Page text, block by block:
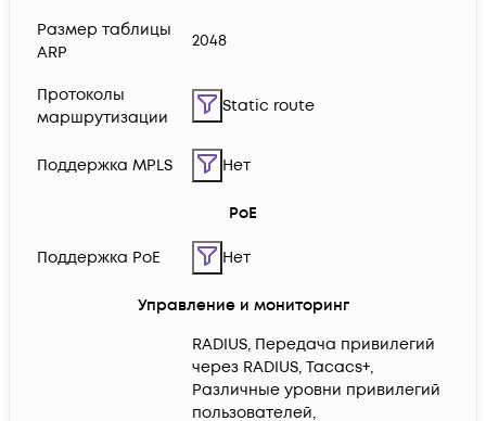
Размер таблицы
ARP
2048
Протоколы
маршрутизации
Static route
Поддержка MPLS Нет
PoE
Поддержка PoE Нет
Управление и мониторинг
RADIUS, Передача привилегий
через RADIUS, Tacacs+,
Различные уровни привилегий
пользователей,